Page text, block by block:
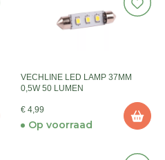
VECHLINE LED LAMP 37MM
0,5W 50 LUMEN
€ 4,99
Op voorraad